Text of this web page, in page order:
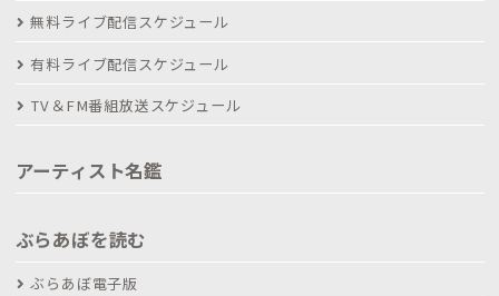
無料ライブ配信スケジュール
有料ライブ配信スケジュール
TV＆FM番組放送スケジュール
アーティスト名鑑
ぶらあぼを読む
ぶらあぼ電子版